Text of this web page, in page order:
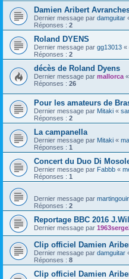
Damien Aribert
Dernier message par damguitar
Réponses : 2
Roland DYENS
Dernier message par gg13013 «
Réponses : 2
décès de Roland Dyens
Dernier message par mallorca «
Réponses : 26
Pour les amateurs de
Dernier message par Mitaki «
Réponses : 2
La campanella
Dernier message par Mitaki «
Réponses : 1
Concert du Duo Di
Dernier message par Fabbb «
Réponses : 1
Dernier message par
Réponses : 2
Reportage BBC 2016
Dernier message par
Clip officiel Damien
Dernier message par damguitar
Réponses : 8
Clip officiel Damien